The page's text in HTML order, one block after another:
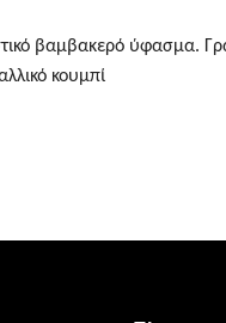
βαμβακερό ύφασμα.
κουμπί